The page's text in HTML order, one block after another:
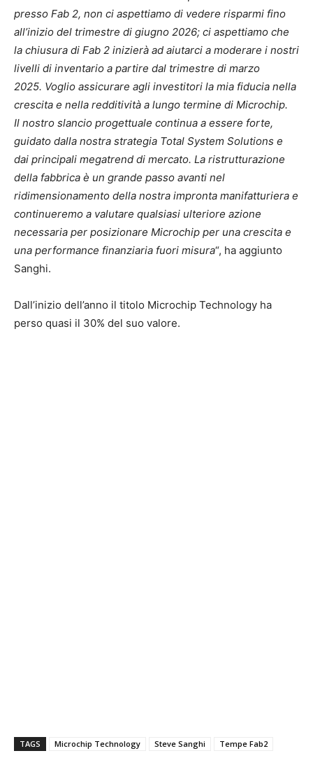
presso Fab 2, non ci aspettiamo di vedere risparmi fino
all’inizio del trimestre di giugno 2026; ci aspettiamo che
la chiusura di Fab 2 inizierà ad aiutarci a moderare i nostri
livelli di inventario a partire dal trimestre di marzo
2025. Voglio assicurare agli investitori la mia fiducia nella
crescita e nella redditività a lungo termine di Microchip.
Il nostro slancio progettuale continua a essere forte,
guidato dalla nostra strategia Total System Solutions e
dai principali megatrend di mercato. La ristrutturazione
della fabbrica è un grande passo avanti nel
ridimensionamento della nostra impronta manifatturiera e
continueremo a valutare qualsiasi ulteriore azione
necessaria per posizionare Microchip per una crescita e
una performance finanziaria fuori misura“, ha aggiunto
Sanghi.
Dall’inizio dell’anno il titolo Microchip Technology ha
perso quasi il 30% del suo valore.
TAGS Microchip Technology Steve Sanghi Tempe Fab2